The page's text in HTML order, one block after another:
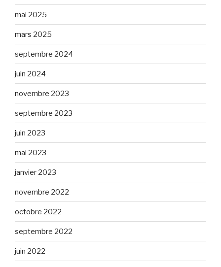
mai 2025
mars 2025
septembre 2024
juin 2024
novembre 2023
septembre 2023
juin 2023
mai 2023
janvier 2023
novembre 2022
octobre 2022
septembre 2022
juin 2022